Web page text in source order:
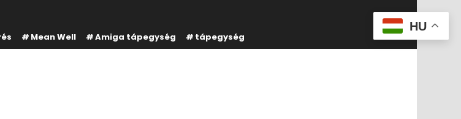
Mean Well Amiga tápegység tápegység
HU